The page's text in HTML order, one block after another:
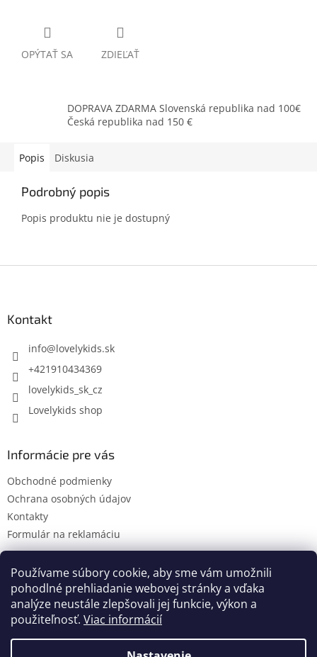
Používame súbory cookie, aby sme vám umožnili
pohodlné prehliadanie webovej stránky a vďaka
analýze neustále zlepšovali jej funkcie, výkon a
použiteľnosť. Viac informácií
OPÝTAŤ SA ZDIEĽAŤ
DOPRAVA ZDARMA Slovenská republika nad 100€
Česká republika nad 150 €
Popis Diskusia
Podrobný popis
Popis produktu nie je dostupný
Kontakt
info@lovelykids.sk
+421910434369
lovelykids_sk_cz
Lovelykids shop
Informácie pre vás
Obchodné podmienky
Ochrana osobných údajov
Kontakty
Formulár na reklamáciu
Kontakty Novinky